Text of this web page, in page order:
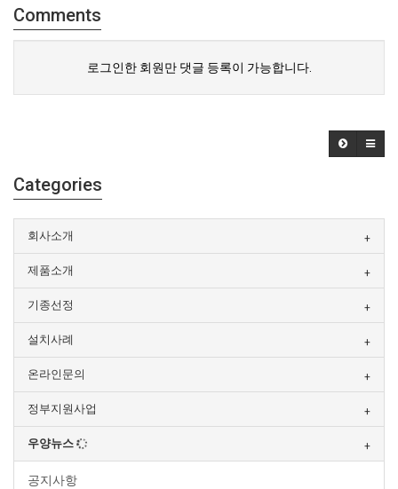
Comments
로그인한 회원만 댓글 등록이 가능합니다.
Categories
회사소개
제품소개
기종선정
설치사례
온라인문의
정부지원사업
우양뉴스
공지사항